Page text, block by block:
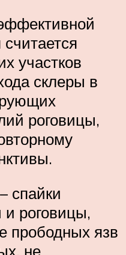
участков
склеры в
роговицы,
спайки
и роговицы,
прободных язв
не